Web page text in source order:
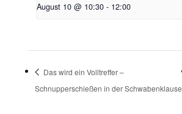
August 10 @ 10:30 - 12:00
Das wird ein Volltreffer –
Schnupperschießen in der Schwabenklause